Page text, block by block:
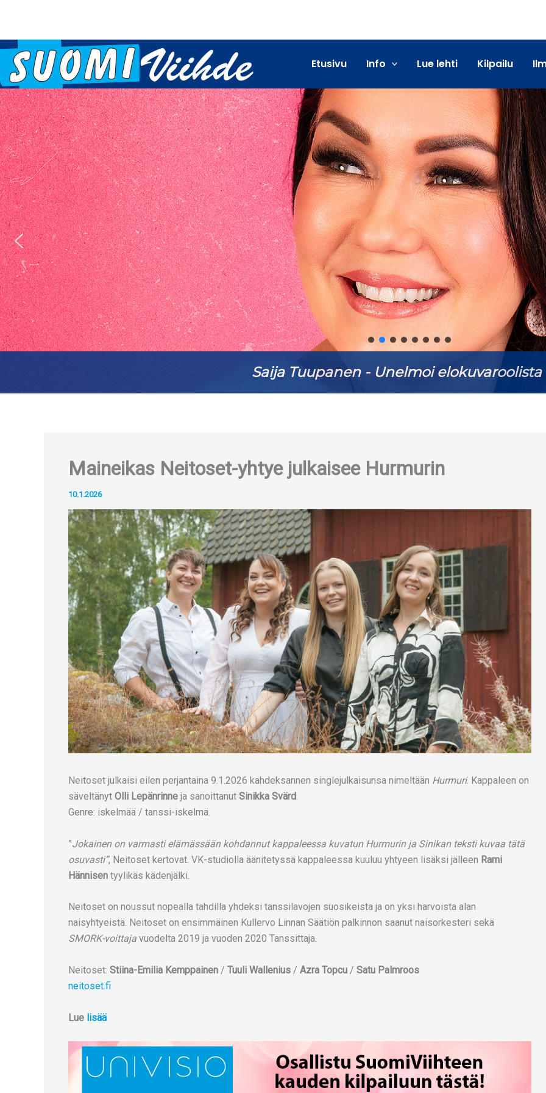
Etusivu Info Lue lehti Kilpailu
Saija Tuupanen - Unelmoi elokuvaroolista
Maineikas Neitoset-yhtye julkaisee Hurmurin
10.1.2026
Neitoset julkaisi eilen perjantaina 9.1.2026 kahdeksannen singlejulkaisunsa nimeltään Hurmuri. Kappaleen on
säveltänyt Olli Lepänrinne ja sanoittanut Sinikka Svärd.
Genre: iskelmää / tanssi-iskelmä.
”Jokainen on varmasti elämässään kohdannut kappaleessa kuvatun Hurmurin ja Sinikan teksti kuvaa tätä
osuvasti”, Neitoset kertovat. VK-studiolla äänitetyssä kappaleessa kuuluu yhtyeen lisäksi jälleen Rami
Hännisen tyylikäs kädenjälki.
Neitoset on noussut nopealla tahdilla yhdeksi tanssilavojen suosikeista ja on yksi harvoista alan
naisyhtyeistä. Neitoset on ensimmäinen Kullervo Linnan Säätiön palkinnon saanut naisorkesteri sekä
SMORK-voittaja vuodelta 2019 ja vuoden 2020 Tanssittaja.
Neitoset: Stiina-Emilia Kemppainen / Tuuli Wallenius / Azra Topcu / Satu Palmroos
neitoset.fi
Lue lisää